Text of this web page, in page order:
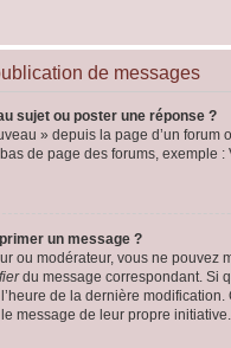
de messages
sujet ou poster une réponse ?
» depuis la page d’un
de page des forums, exemple :
un message ?
ou modérateur, vous ne
du message correspondant. Si
de la dernière
message de leur propre